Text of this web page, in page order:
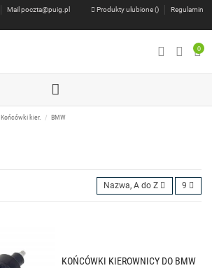
Mail poczta@puig.pl Produkty ulubione ()
Regulamin
0
Końcówki kier. BMW
Nazwa, A do Z 9
KOŃCÓWKI KIEROWNICY DO BMW